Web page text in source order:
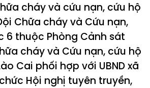
cháy và cứu nạn, cứu hộ
Chữa cháy và Cứu nạn,
6 thuộc Phòng Cảnh sát
cháy và Cứu nạn, cứu hộ
Cai phối hợp với UBND xã
Hội nghị tuyên truyền,